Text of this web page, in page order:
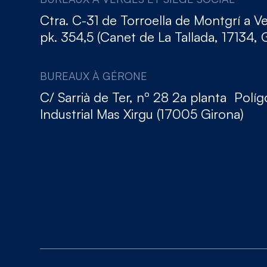
Ctra. C-31 de Torroella de Montgrí a
pk. 354,5 (Canet de La Tallada, 17134,
BUREAUX À GÉRONE
C/ Sarrià de Ter, nº 28 2a planta
Industrial Mas Xirgu (17005 Girona)